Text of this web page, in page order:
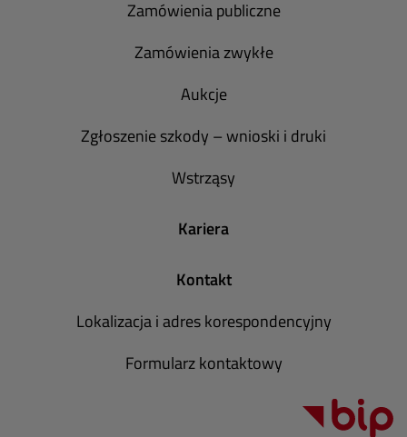
Zamówienia publiczne
Zamówienia zwykłe
Aukcje
Zgłoszenie szkody – wnioski i druki
Wstrząsy
Kariera
Kontakt
Lokalizacja i adres korespondencyjny
Formularz kontaktowy